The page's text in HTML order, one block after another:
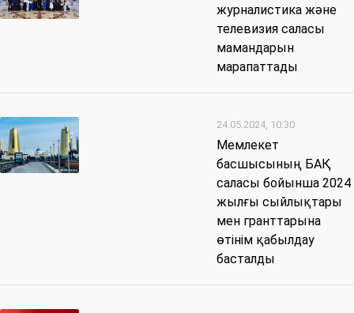
журналистика және
телевизия саласы
мамандарын
марапаттады
24.05.2024, 10:30
Мемлекет
басшысының БАҚ
саласы бойынша 2024
жылғы сыйлықтары
мен гранттарына
өтінім қабылдау
басталды